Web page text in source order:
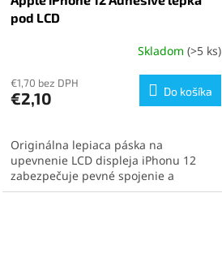
pod LCD
Skladom (>5 ks)
€1,70 bez DPH
€2,10 Do košíka
Originálna lepiaca páska na
upevnenie LCD displeja iPhonu 12
zabezpečuje pevné spojenie a
zachovanie vodotesnosti zariadenia.